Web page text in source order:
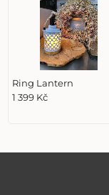
Ring Lantern
1 399 Kč